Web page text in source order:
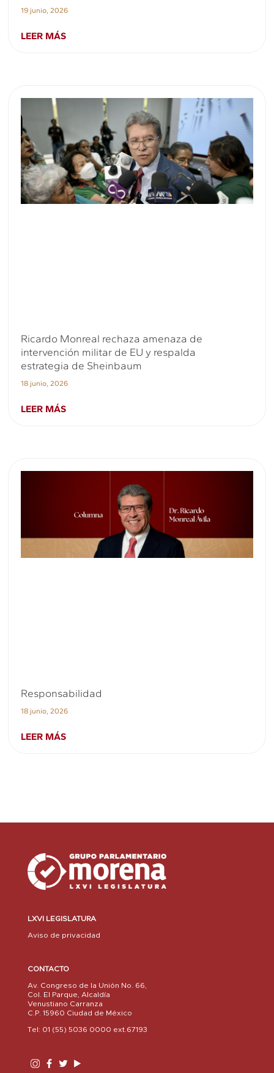
19 junio, 2026
LEER MÁS
Ricardo Monreal rechaza amenaza de
intervención militar de EU y respalda
estrategia de Sheinbaum
18 junio, 2026
LEER MÁS
Responsabilidad
18 junio, 2026
LEER MÁS
LXVI LEGISLATURA
Aviso de privacidad
CONTACTO
Av. Congreso de la Unión No. 66,
Col. El Parque, Alcaldía
Venustiano Carranza
C.P. 15960 Ciudad de México
Tel: 01 (55) 5036 0000 ext.67193